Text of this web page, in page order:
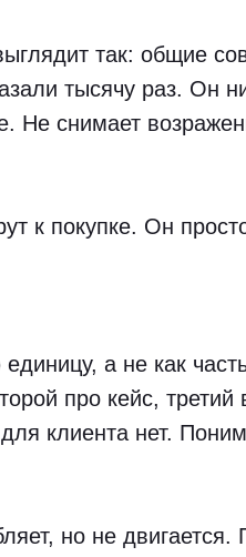
так: общие
тысячу раз. Он
Не снимает
к покупке. Он
а не как
про кейс,
клиента нет.
но не